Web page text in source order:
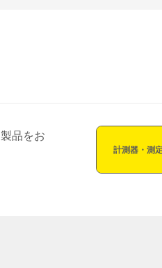
品をお
計測器・測